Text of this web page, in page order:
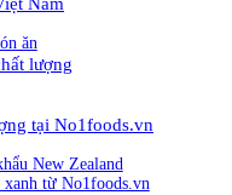
ăn
lượng
tại No1foods.vn
New Zealand
từ No1foods.vn